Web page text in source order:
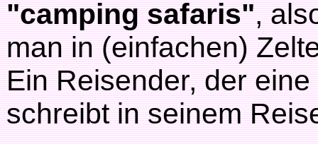
"camping safaris",
man in (einfachen)
Ein Reisender, der
schreibt in seinem